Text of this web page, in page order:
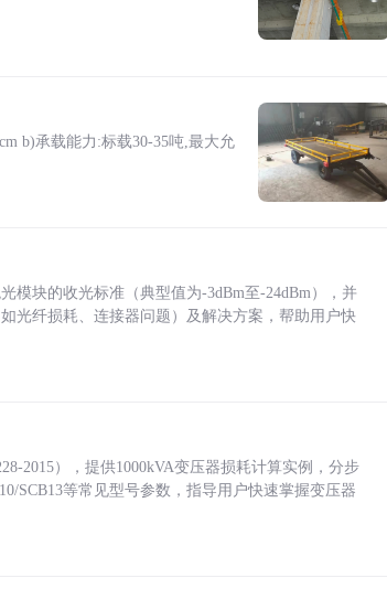
b)承载能力:标载30-35吨,最大允
模块的收光标准（典型值为-3dBm至-24dBm），并
光纤损耗、连接器问题）及解决方案，帮助用户快
2015），提供1000kVA变压器损耗计算实例，分步
SCB13等常见型号参数，指导用户快速掌握变压器